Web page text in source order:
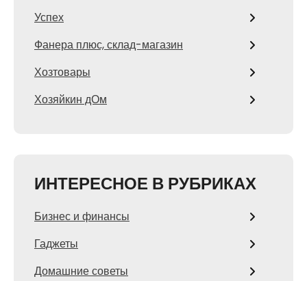
Успех
Фанера плюс, склад-магазин
Хозтовары
Хозяйкин дОм
ИНТЕРЕСНОЕ В РУБРИКАХ
Бизнес и финансы
Гаджеты
Домашние советы